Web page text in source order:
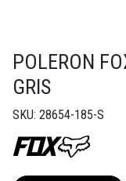
POLERON
GRIS
SKU: 28654-185-S